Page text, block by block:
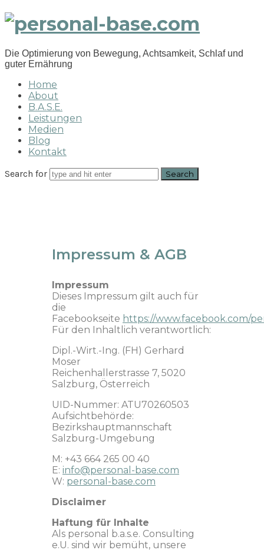
personal-
base.com
Die Optimierung von Bewegung, Achtsamkeit, Schlaf und
guter Ernährung
Home
About
B.A.S.E.
Leistungen
Medien
Blog
Kontakt
Search for
Impressum & AGB
Impressum
Dieses Impressum gilt auch für
die
Facebookseite https://www.facebook.com/
Für den Inhaltlich verantwortlich:
Dipl.-Wirt.-Ing. (FH) Gerhard
Moser
Reichenhallerstrasse 7, 5020
Salzburg, Österreich
UID-Nummer: ATU70260503
Aufsichtbehörde:
Bezirkshauptmannschaft
Salzburg-Umgebung
M: +43 664 265 00 40
E: info@personal-base.com
W: personal-base.com
Disclaimer
Haftung für Inhalte
Als personal b.a.s.e. Consulting
e.U. sind wir bemüht, unsere